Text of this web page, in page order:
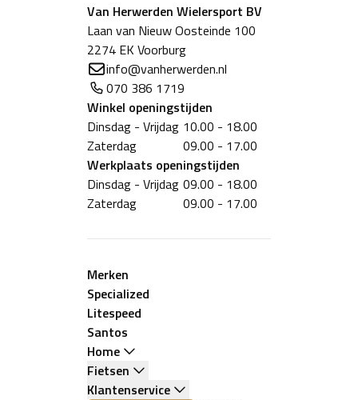
Van Herwerden Wielersport BV
Laan van Nieuw Oosteinde 100
2274 EK Voorburg
info@vanherwerden.nl
070 386 1719
Winkel openingstijden
Dinsdag - Vrijdag 10.00 - 18.00
Zaterdag
09.00 - 17.00
Werkplaats openingstijden
Dinsdag - Vrijdag 09.00 - 18.00
Zaterdag
09.00 - 17.00
Merken
Specialized
Litespeed
Santos
Home
Fietsen
Klantenservice